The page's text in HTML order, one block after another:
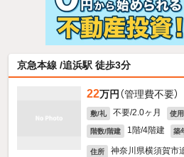
京急本線 /追浜駅 徒歩3分
22万円 （管理費不要）
敷/礼 不要/2.0ヶ月 使
階数/階建 1階/4階建 築
住所 神奈川県横須賀市